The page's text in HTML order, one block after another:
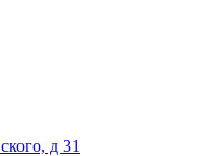
д 31